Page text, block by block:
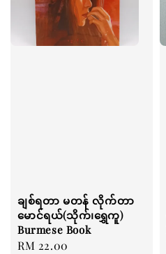
ချစ်ရတာ မတန် လိုက်တာ
မောင်ရယ်(သိုက်၊ရွှေကူ)
Burmese Book
Regular
RM 22.00